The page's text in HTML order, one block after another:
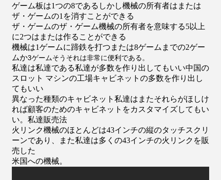
ゲーム板は1つの8であるしかし機械の所有者はまたは
ザ・ゲームの1を消すことができる
ザ・ゲームのザ・ゲーム機械の所有者を意味する5以上
に2つはまたは作ることができる
機械は1ゲームに蹄鉄を打つまたは8ゲームまでの2ゲー
ムか3ゲームそうそれは非常に便利である。
私達は私達である私達が多数を作り出してもいい中国の
スロット マシンの工場キャビネットの多数を作り出し
てもいい
異なった種類のキャビネット私達はまたそれらがほしけ
れば顧客のためのキャビネットをカスタマイズしてもい
い。私達販売法
火リンク機械のほとんどは43インチの縦のタッチスクリ
ーンであり、また私達は多くの43インチの火リンクを販
売した
米国への機械。